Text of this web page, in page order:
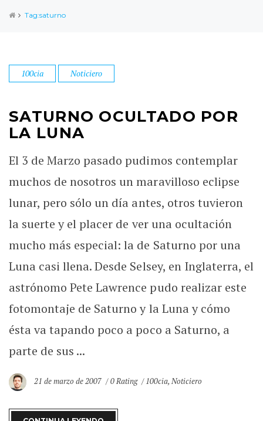
Tag:saturno
100cia Noticiero
SATURNO OCULTADO POR
LA LUNA
El 3 de Marzo pasado pudimos contemplar
muchos de nosotros un maravilloso eclipse
lunar, pero sólo un día antes, otros tuvieron
la suerte y el placer de ver una ocultación
mucho más especial: la de Saturno por una
Luna casi llena. Desde Selsey, en Inglaterra, el
astrónomo Pete Lawrence pudo realizar este
fotomontaje de Saturno y la Luna y cómo
ésta va tapando poco a poco a Saturno, a
parte de sus ...
21 de marzo de 2007 0 Rating 100cia,Noticiero